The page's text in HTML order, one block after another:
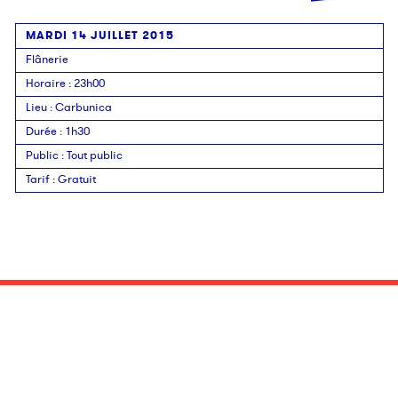
MARDI 14 JUILLET 2015
Flânerie
Horaire: 23h00
Lieu:Carbunica
Durée: 1h30
Public:Tout public
Tarif:Gratuit